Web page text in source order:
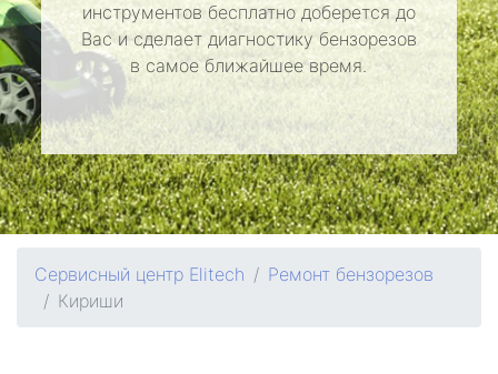
инструментов бесплатно доберется до
Вас и сделает диагностику бензорезов
в самое ближайшее время.
Сервисный центр Elitech
Ремонт бензорезов
Кириши